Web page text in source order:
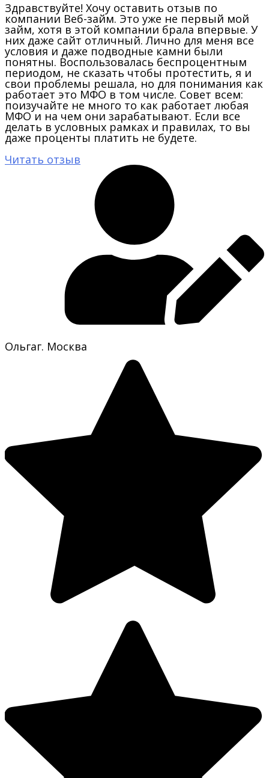
Здравствуйте! Хочу оставить отзыв по
компании Веб-займ. Это уже не первый мой
займ, хотя в этой компании брала впервые. У
них даже сайт отличный. Лично для меня все
условия и даже подводные камни были
понятны. Воспользовалась беспроцентным
периодом, не сказать чтобы протестить, я и
свои проблемы решала, но для понимания как
работает это МФО в том числе. Совет всем:
поизучайте не много то как работает любая
МФО и на чем они зарабатывают. Если все
делать в условных рамках и правилах, то вы
даже проценты платить не будете.
Читать отзыв
Ольгаг. Москва